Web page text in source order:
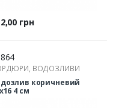
грн
ВОДОЗЛИВИ
коричневий
4 см